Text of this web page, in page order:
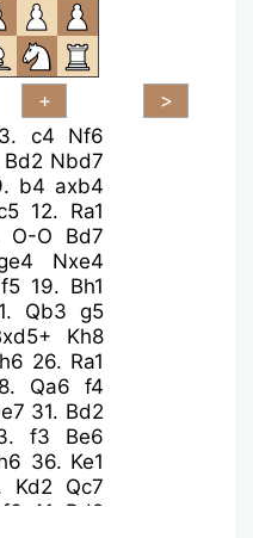
3. c4
Nf6
Bd2 Nbd7
b4 axb4
12. Ra1
O-O
Bd7
Nxe4
f5 19. Bh1
Qb3
g5
Kh8
26. Ra1
Qa6
f4
31. Bd2
f3
Be6
36. Ke1
Kd2
Qc7
41. Bd2